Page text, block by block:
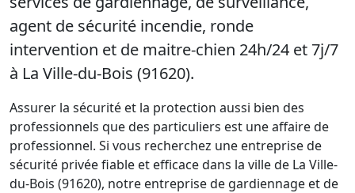
agent de sécurité incendie, ronde
intervention et de maitre-chien 24h/24 et 7j/7
à La Ville-du-Bois (91620).
Assurer la sécurité et la protection aussi bien des
professionnels que des particuliers est une affaire de
professionnel. Si vous recherchez une entreprise de
sécurité privée fiable et efficace dans la ville de La Ville-
du-Bois (91620), notre entreprise de gardiennage et de